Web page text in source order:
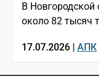
В Новгородской
около 82 тысяч
17.07.2026 | АПК